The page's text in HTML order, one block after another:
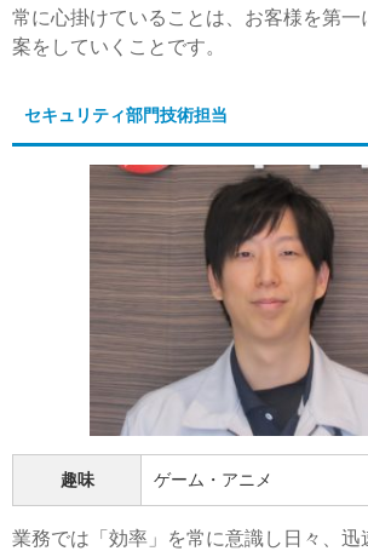
常に心掛けていることは、お客様を第一
案をしていくことです。
セキュリティ部門技術担当
趣味 ゲーム・アニメ
業務では「効率」を常に意識し日々、迅